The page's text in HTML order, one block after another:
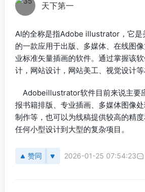
天下第一
AI的全称是指Adobe illustrator，它是
的一款应用于出版、多媒体、在线图
业标准矢量插画的软件。通过掌握该
计，网站设计，网站美工、视觉设计等
Adobeillustrator软件目前来说主要
报书籍排版、专业插画、多媒体图像
制作等，也可以为线稿提供较高的精
任何小型设计到大型的复杂项目。
赞同 2026-01-25 07:54:23